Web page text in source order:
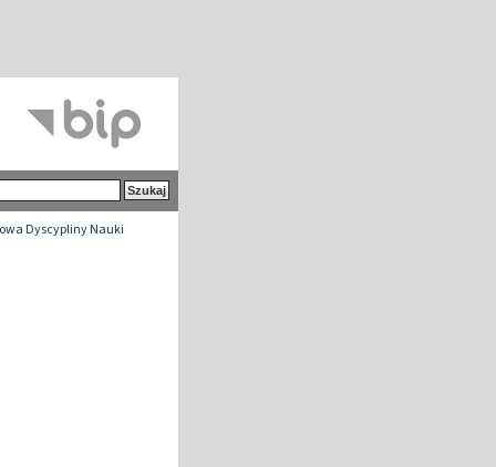
Dyscypliny Nauki